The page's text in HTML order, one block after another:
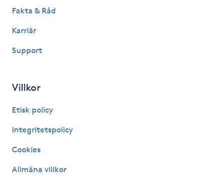
Hårförlängning
Hårvård
Hälsa
Hälsprickor
Idrottsmassage
Fakta & Råd
Karriär
Support
Villkor
Etisk policy
Integritetspolicy
Cookies
Allmäna villkor